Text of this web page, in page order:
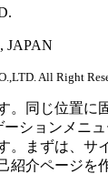
JAPAN
All Right
。同じ位置に
ションメニ
。まずは、サ
紹介ページを